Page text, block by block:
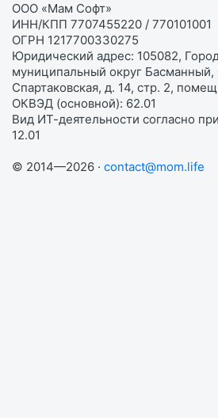
ООО «Мам Софт»
ИНН/КПП 7707455220 / 770101001
ОГРН 1217700330275
Юридический адрес: 105082,
муниципальный округ Басманный,
Спартаковская, д. 14, стр. 2,
ОКВЭД (основной): 62.01
Вид ИТ-деятельности согласно
12.01
© 2014—2026 · contact@mom.life